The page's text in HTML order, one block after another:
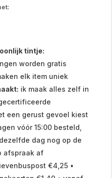
tintje:
worden gratis
elk item uniek
ik maak alles zelf in
een gerust gevoel kiest
vóór 15:00 besteld,
dag nog op de
afspraak af
€4,25 •